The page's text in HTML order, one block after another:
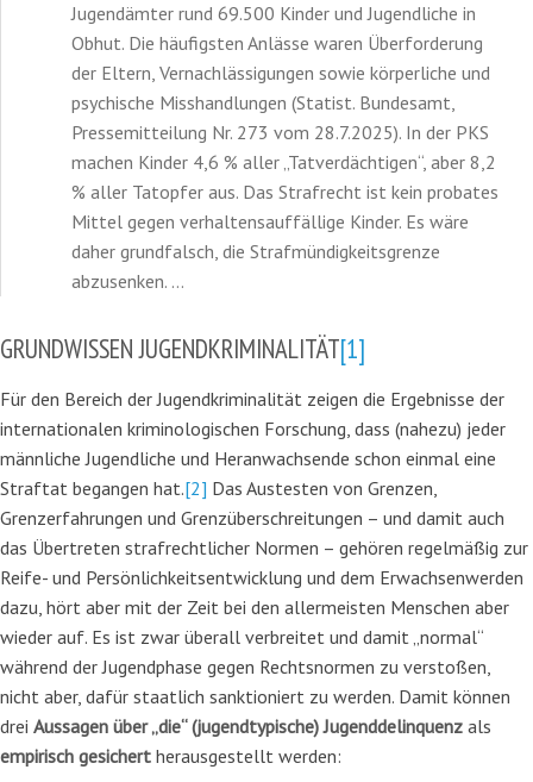
Jugendämter rund 69.500 Kinder und Jugendliche in
Obhut. Die häufigsten Anlässe waren Überforderung
der Eltern, Vernachlässigungen sowie körperliche und
psychische Misshandlungen (Statist. Bundesamt,
Pressemitteilung Nr. 273 vom 28.7.2025). In der PKS
machen Kinder 4,6 % aller „Tatverdächtigen“, aber 8,2
% aller Tatopfer aus. Das Strafrecht ist kein probates
Mittel gegen verhaltensauffällige Kinder. Es wäre
daher grundfalsch, die Strafmündigkeitsgrenze
abzusenken. …
GRUNDWISSEN JUGENDKRIMINALITÄT[1]
Für den Bereich der Jugendkriminalität zeigen die Ergebnisse der
internationalen kriminologischen Forschung, dass (nahezu) jeder
männliche Jugendliche und Heranwachsende schon einmal eine
Straftat begangen hat.[2] Das Austesten von Grenzen,
Grenzerfahrungen und Grenzüberschreitungen – und damit auch
das Übertreten strafrechtlicher Normen – gehören regelmäßig zur
Reife- und Persönlichkeitsentwicklung und dem Erwachsenwerden
dazu, hört aber mit der Zeit bei den allermeisten Menschen aber
wieder auf. Es ist zwar überall verbreitet und damit „normal“
während der Jugendphase gegen Rechtsnormen zu verstoßen,
nicht aber, dafür staatlich sanktioniert zu werden. Damit können
drei Aussagen über „die“ (jugendtypische) Jugenddelinquenz als
empirisch gesichert herausgestellt werden: